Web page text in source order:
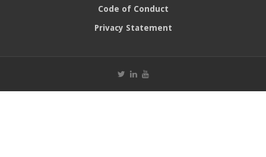
Code of Conduct
Privacy Statement